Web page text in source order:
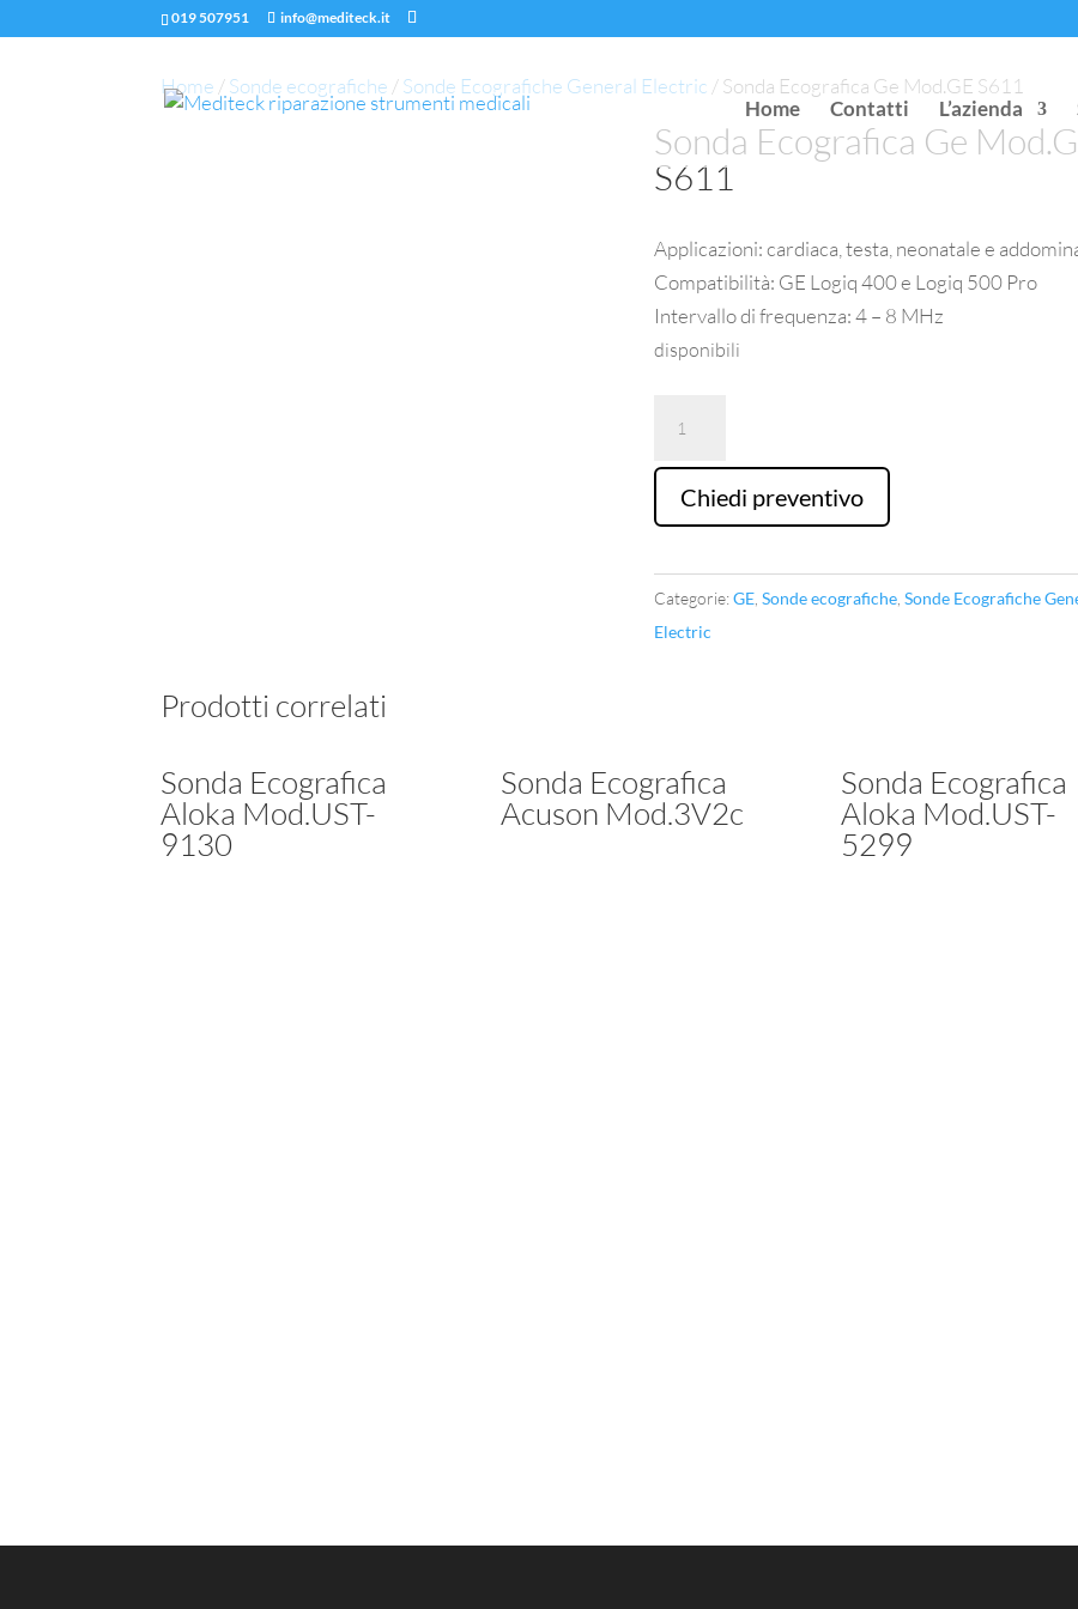
019 507951 info@mediteck.it
Home Contatti L’azienda
Home /Sonde ecografiche /Sonde Ecografiche General Electric / Sonda Ecografica Ge Mod.GE S611
Sonda Ecografica Ge
S611
Applicazioni: cardiaca, testa, neonatale e
Compatibilità: GE Logiq 400 e Logiq 500 Pro
Intervallo di frequenza: 4 – 8 MHz
disponibili
Ge
Mod.GE
quantità
Chiedi preventivo
Categorie:GE ,Sonde ecografiche ,Sonde Ecografiche
Electric
Prodotti correlati
Sonda Ecografica
Aloka Mod.UST-
9130
Sonda Ecografica
Acuson Mod.3V2c
Sonda Ecografica
Aloka Mod.UST-
5299